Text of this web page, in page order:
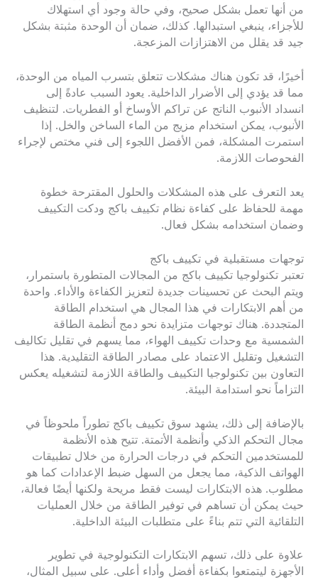
من أنها تعمل بشكل صحيح، وفي حالة وجود أي استهلاك
للأجزاء، ينبغي استبدالها. كذلك، ضمان أن الوحدة مثبتة بشكل
جيد قد يقلل من الاهتزازات المزعجة.
أخيرًا، قد تكون هناك مشكلات تتعلق بتسرب المياه من الوحدة،
مما قد يؤدي إلى الأضرار الداخلية. يعود السبب عادةً إلى
انسداد الأنبوب الناتج عن تراكم الأوساخ أو الفطريات. لتنظيف
الأنبوب، يمكن استخدام مزيج من الماء الساخن والخل. إذا
استمرت المشكلة، فمن الأفضل اللجوء إلى فني مختص لإجراء
الفحوصات اللازمة.
يعد التعرف على هذه المشكلات والحلول المقترحة خطوة
مهمة للحفاظ على كفاءة نظام تكييف باكج ودكت التكييف
وضمان استخدامه بشكل فعال.
توجهات مستقبلية في تكييف باكج
تعتبر تكنولوجيا تكييف باكج من المجالات المتطورة باستمرار،
ويتم البحث عن تحسينات جديدة لتعزيز الكفاءة والأداء. واحدة
من أهم الابتكارات في هذا المجال هي استخدام الطاقة
المتجددة. هناك توجهات متزايدة نحو دمج أنظمة الطاقة
الشمسية مع وحدات تكييف الهواء، مما يسهم في تقليل تكاليف
التشغيل وتقليل الاعتماد على مصادر الطاقة التقليدية. هذا
التعاون بين تكنولوجيا التكييف والطاقة اللازمة لتشغيله يعكس
التزاماً نحو استدامة البيئة.
بالإضافة إلى ذلك، يشهد سوق تكييف باكج تطوراً ملحوظاً في
مجال التحكم الذكي وأنظمة الأتمتة. تتيح هذه الأنظمة
للمستخدمين التحكم في درجات الحرارة من خلال تطبيقات
الهواتف الذكية، مما يجعل من السهل ضبط الإعدادات كما هو
مطلوب. هذه الابتكارات ليست فقط مريحة ولكنها أيضًا فعالة،
حيث يمكن أن تساهم في توفير الطاقة من خلال العمليات
التلقائية التي تتم بناءً على متطلبات البيئة الداخلية.
علاوة على ذلك، تسهم الابتكارات التكنولوجية في تطوير
الأجهزة ليتمتعوا بكفاءة أفضل وأداء أعلى. على سبيل المثال،